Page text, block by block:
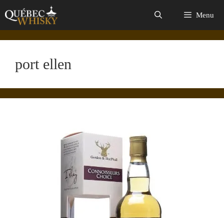
au
contenu
Menu
port ellen